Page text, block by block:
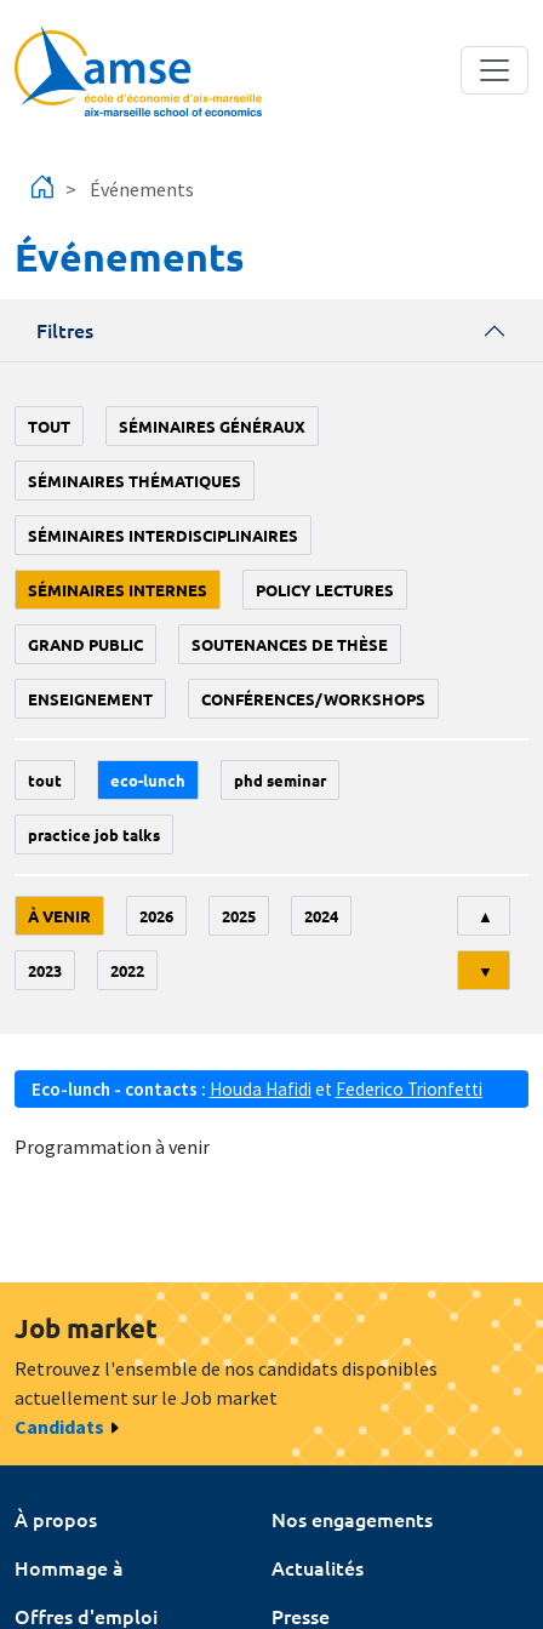
Événements
Événements
Filtres
TOUT SÉMINAIRES GÉNÉRAUX
SÉMINAIRES THÉMATIQUES
SÉMINAIRES INTERDISCIPLINAIRES
SÉMINAIRES INTERNES POLICY LECTURES
GRAND PUBLIC SOUTENANCES DE THÈSE
ENSEIGNEMENT CONFÉRENCES/WORKSHOPS
tout eco-lunch phd seminar
practice job talks
À VENIR 2026 2025 2024
2023 2022
▲
▼
Eco-lunch - contacts : Houda Hafidi et Federico Trionfetti
Programmation à venir
Job market
Retrouvez l'ensemble de nos candidats disponibles
actuellement sur le Job market
Candidats
À propos
Nos engagements
Hommage à
Actualités
Offres d'emploi
Presse